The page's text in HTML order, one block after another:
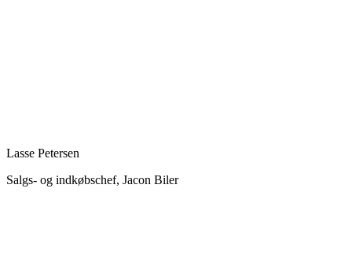
Lasse Petersen
Salgs- og indkøbschef, Jacon Biler